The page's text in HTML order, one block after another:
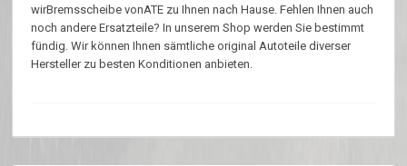
wirBremsscheibe vonATE zu Ihnen nach Hause. Fehlen Ihnen auch
noch andere Ersatzteile? In unserem Shop werden Sie bestimmt
fündig. Wir können Ihnen sämtliche original Autoteile diverser
Hersteller zu besten Konditionen anbieten.